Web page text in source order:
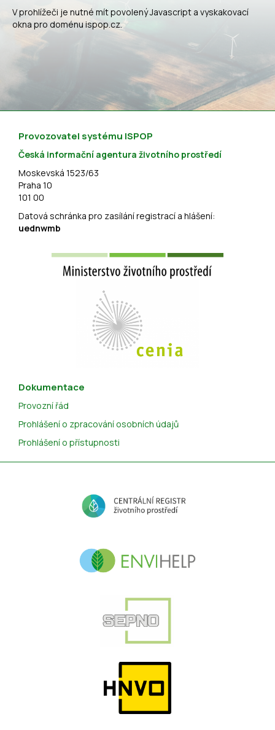
V prohlížeči je nutné mít povolený Javascript a vyskakovací
okna pro doménu ispop.cz.
Provozovatel systému ISPOP
Česká informační agentura životního prostředí
Moskevská 1523/63
Praha 10
101 00
Datová schránka pro zasílání registrací a hlášení:
uednwmb
Dokumentace
Provozní řád
Prohlášení o zpracování osobních údajů
Prohlášení o přístupnosti